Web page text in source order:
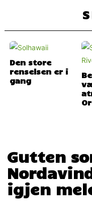
Den store
renselsen er i
gang
Gutten
igjen